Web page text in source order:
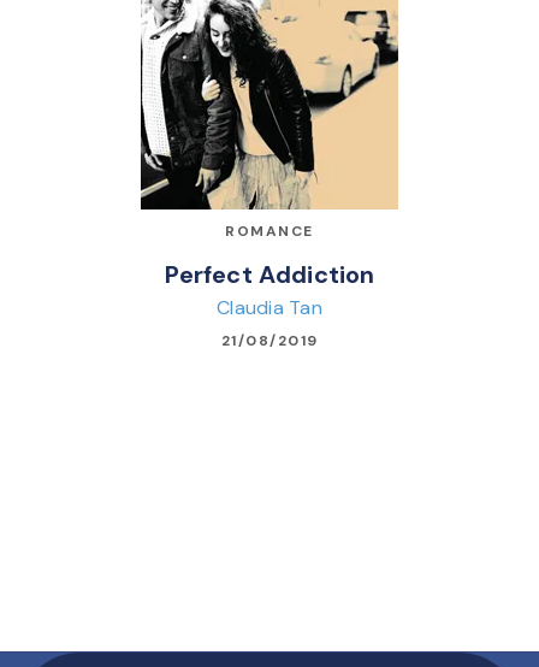
ROMANCE
Perfect Addiction
Claudia Tan
21/08/2019